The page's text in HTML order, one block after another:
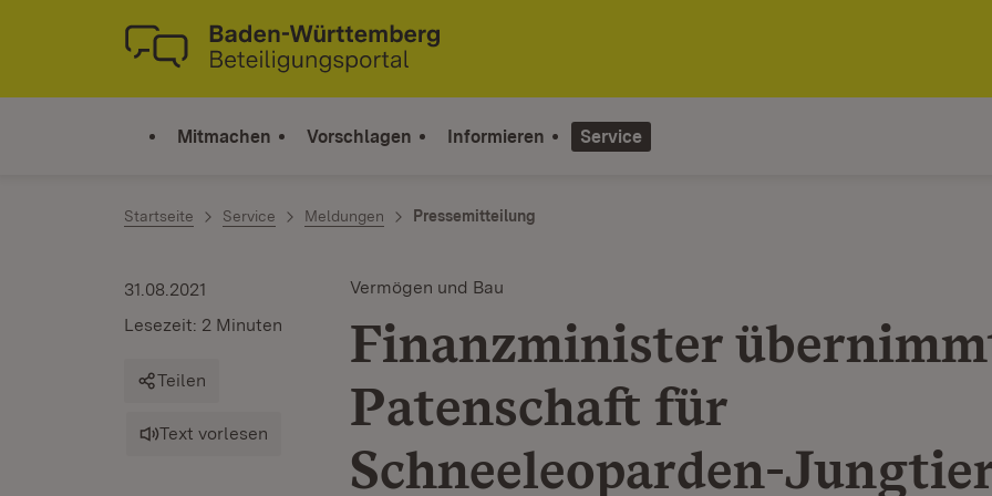
Zum Inhalt springen
Link zur Startseite
Mitmachen Vorschlagen Informieren Service
Startseite Service Meldungen Pressemitteilung
Vermögen und Bau
Finanzminister
Patenschaft für
Schneeleoparden-
31.08.2021
Lesezeit: 2 Minuten
Teilen
Text vorlesen